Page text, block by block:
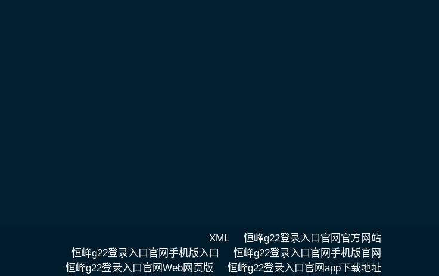
XML
恒峰g22登录入口官网官方网站
恒峰g22登录入口官网手机版入口
恒峰g22登录入口官网手机版官网
恒峰g22登录入口官网Web网页版
恒峰g22登录入口官网app下载地址